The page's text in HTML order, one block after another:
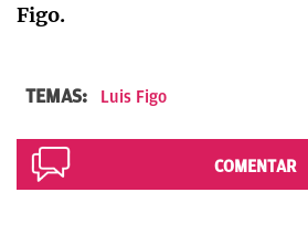
Figo.
TEMAS: Luis Figo
COMENTAR